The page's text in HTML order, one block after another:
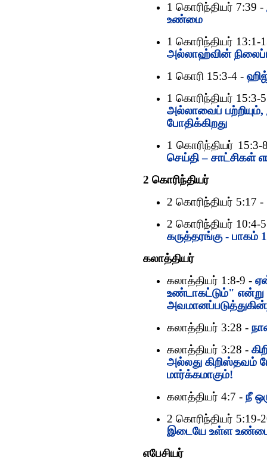
1 கொரிந்தியர் 7:39 -
உண்மை
1 கொரிந்தியர் 13:1-
அல்லாஹ்வின்
1 கொரி 15:3-4 -
1 கொரிந்தியர் 15:3-
அல்லாவைப்
போதிக்கிறது
1 கொரிந்தியர்
செய்தி – சாட்சிகள்
2 கொரிந்தியர்
2 கொரிந்தியர் 5:17 -
2 கொரிந்தியர் 10:4-
கருத்தரங்கு - பாகம் 1
கலாத்தியர்
கலாத்தியர் 1:8-9 -
உண்டாகட்டும்"
க‌லாத்திய‌ர் 3:28 -
கலாத்தியர் 3:28 -
அல்லது கிறிஸ்தவம்
மார்க்கமாகும்!
கலாத்தியர் 4:7 - நீ
2 கொரிந்தியர் 5:19-
இடையே உள்ள
எபேசியர்